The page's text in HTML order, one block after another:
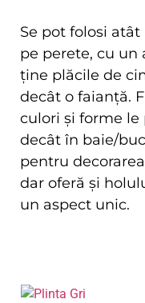
Se pot folosi
pe perete, cu un
ține plăcile de
decât o faianță.
culori și forme
decât în baie/
pentru
dar oferă și
un aspect unic.